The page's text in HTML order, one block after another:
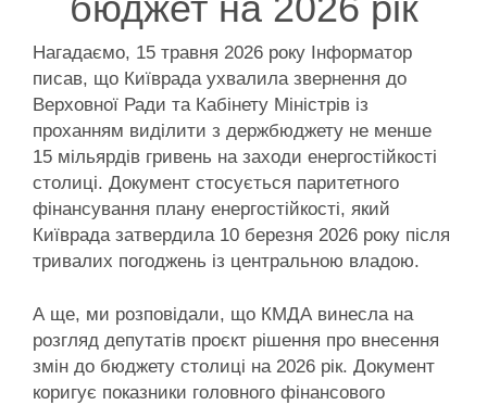
Нагадаємо, 15 травня 2026 року Інформатор
писав, що Київрада ухвалила звернення до
Верховної Ради та Кабінету Міністрів із
проханням виділити з держбюджету не менше
15 мільярдів гривень на заходи енергостійкості
столиці. Документ стосується паритетного
фінансування плану енергостійкості, який
Київрада затвердила 10 березня 2026 року після
тривалих погоджень із центральною владою.
А ще, ми розповідали, що КМДА винесла на
розгляд депутатів проєкт рішення про внесення
змін до бюджету столиці на 2026 рік. Документ
коригує показники головного фінансового